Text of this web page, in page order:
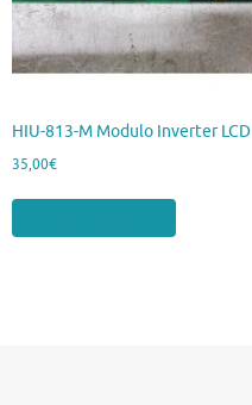
HIU-813-M Modulo Inverter LCD
35,00€